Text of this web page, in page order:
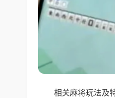
相关麻将玩法及